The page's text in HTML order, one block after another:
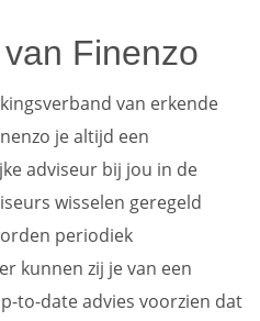
Finenzo
van erkende
je altijd een
adviseur bij jou in de
wisselen geregeld
periodiek
kunnen zij je van een
to-date advies voorzien dat